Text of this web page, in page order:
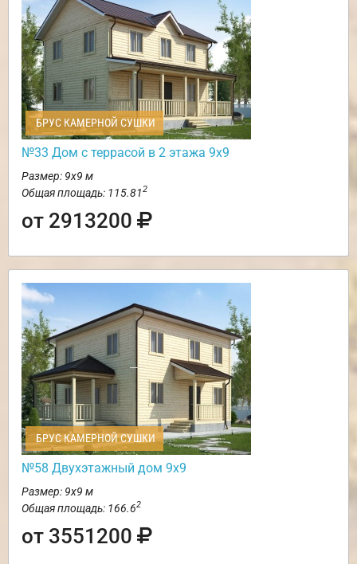
БРУС КАМЕРНОЙ СУШКИ
№33 Дом с террасой в 2 этажа 9х9
Размер: 9х9 м
Общая площадь: 115.812
от 2913200
БРУС КАМЕРНОЙ СУШКИ
№58 Двухэтажный дом 9х9
Размер: 9х9 м
Общая площадь: 166.62
от 3551200